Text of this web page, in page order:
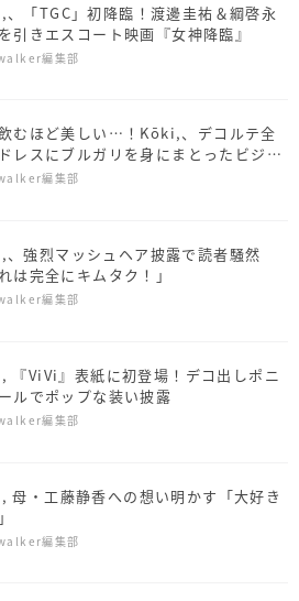
「TGC」初降臨！渡邊圭祐＆綱啓永
引きエスコート映画『女神降臨』
編集部
むほど美しい…！Kōki,、デコルテ全
レスにブルガリを身にまとったビジュ
禁 編集部
強烈マッシュヘア披露で読者騒然
は完全にキムタク！」
編集部
『ViVi』表紙に初登場！デコ出しポニ
ルでポップな装い披露
編集部
母・工藤静香への想い明かす「大好き
編集部